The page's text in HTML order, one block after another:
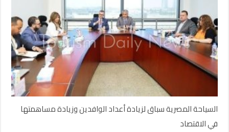
السياحة المصرية سباق لزيادة أعداد الوافدين وزيادة مساهمتها
في الاقتصاد